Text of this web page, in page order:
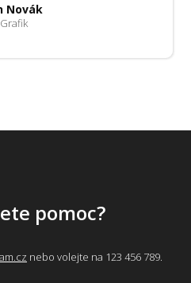
Novák
Grafik
pomoc?
nebo volejte na 123 456 789.